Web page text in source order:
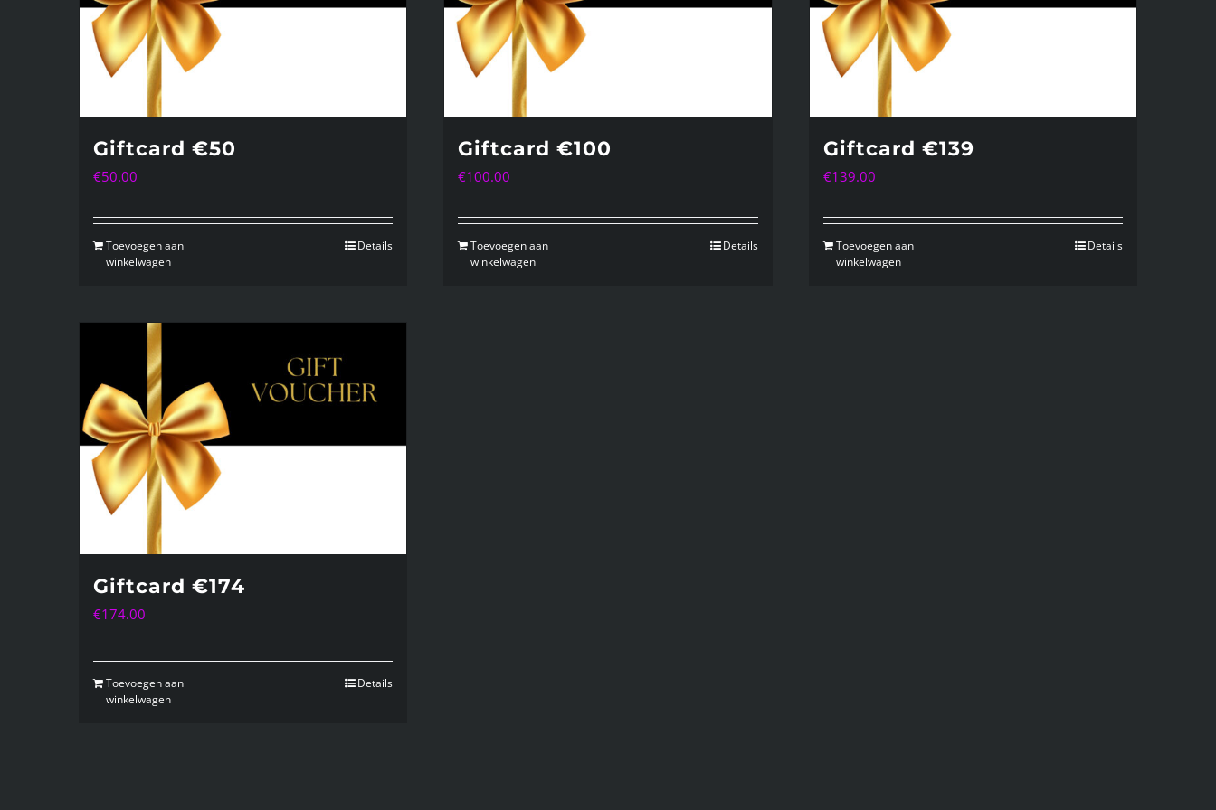
Giftcard €50
€50.00
Toevoegen aan
winkelwagen
Details
Giftcard €100
€100.00
Toevoegen aan
winkelwagen
Details
Giftcard €139
€139.00
Toevoegen aan
winkelwagen
Details
Giftcard €174
€174.00
Toevoegen aan
winkelwagen
Details